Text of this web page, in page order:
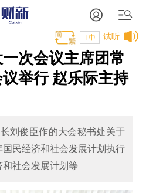
试听
T中
次会议主席团常
举行 赵乐际主持
刘俊臣作的大会秘书处关于
民经济和社会发展计划执行
社会发展计划等